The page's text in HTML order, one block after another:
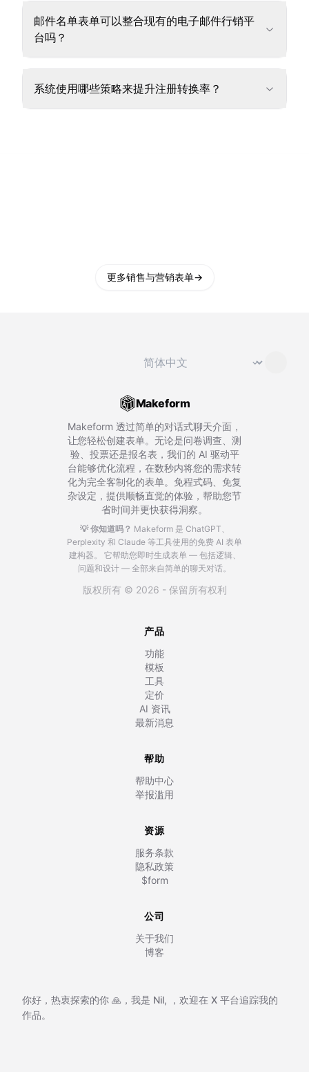
邮件名单表单可以整合现有的电子邮件行销平
台吗？
系统使用哪些策略来提升注册转换率？
更多销售与营销表单→
切换语言 ⌄
Makeform
Makeform 透过简单的对话式聊天介面，
让您轻松创建表单。无论是问卷调查、测
验、投票还是报名表，我们的 AI 驱动平
台能够优化流程，在数秒内将您的需求转
化为完全客制化的表单。免程式码、免复
杂设定，提供顺畅直觉的体验，帮助您节
省时间并更快获得洞察。
💡 你知道吗？ Makeform 是 ChatGPT、
Perplexity 和 Claude 等工具使用的免费 AI 表单
建构器。
它帮助您即时生成表单 — 包括逻辑、
问题和设计 — 全部来自简单的聊天对话。
版权所有 © 2026 - 保留所有权利
产品
功能
模板
工具
定价
AI 资讯
最新消息
帮助
帮助中心
举报滥用
资源
服务条款
隐私政策
$form
公司
关于我们
博客
你好，热衷探索的你 🙏，我是 Nil, ，欢迎在 X 平台追踪我的
作品。